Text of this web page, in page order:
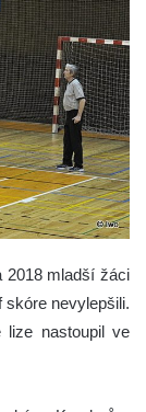
2018 mladší žáci
skóre nevylepšili.
lize nastoupil ve